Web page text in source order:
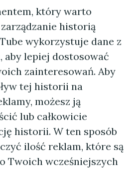
który warto
historią
wykorzystuje dane z
lepiej dostosować
zainteresowań. Aby
tej historii na
możesz ją
lub całkowicie
historii. W ten sposób
ilość reklam, które są
Twoich wcześniejszych